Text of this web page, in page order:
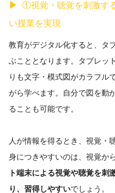
①視覚・聴覚を刺激す
い授業を実現
教育がデジタル化すると、タ
ぶこととなります。タブレッ
りも文字・模式図がカラフル
がら学べます。自分で図を動
ることも可能です。
人が情報を得るとき、視覚・
身につきやすいのは、視覚か
ト端末による視覚や聴覚を刺
り、習得しやすいでしょう。